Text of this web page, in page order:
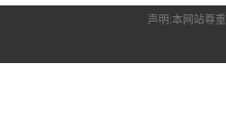
声明:本网站尊